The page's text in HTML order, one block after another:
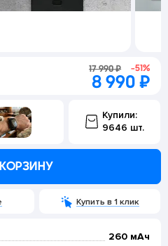
17 990 ₽ -51%
8 990 ₽
Купили:
9646 шт.
Купить в 1 клик
260 мАч